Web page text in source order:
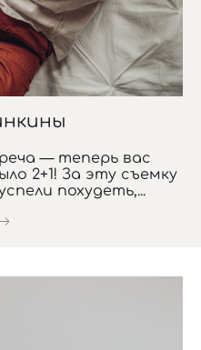
— теперь вас
2+1! За эту съемку
похудеть,...